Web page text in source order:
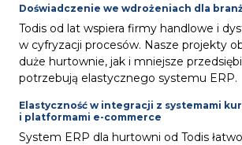
Doświadczenie we wdrożeniach dla
Todis od lat wspiera firmy handlowe i
w cyfryzacji procesów. Nasze projekty
duże hurtownie, jak i mniejsze
potrzebują elastycznego systemu ERP.
Elastyczność w integracji z systemami
i platformami e-commerce
System ERP dla hurtowni od Todis